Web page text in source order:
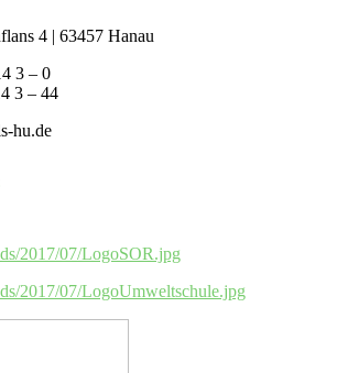
4 | 63457 Hanau
3 – 0
3 – 44
hu.de